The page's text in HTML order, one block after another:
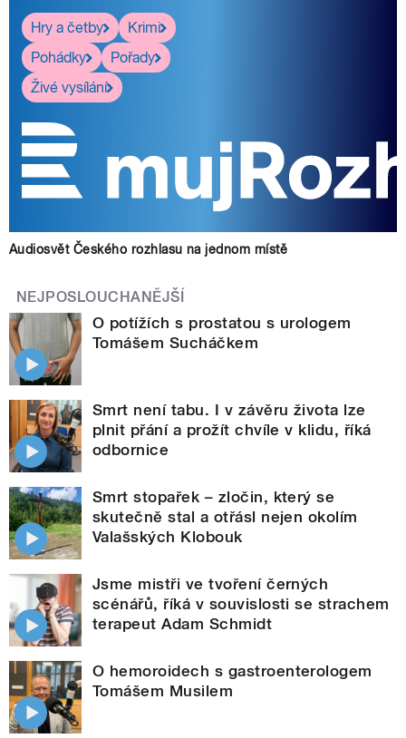
Hry a četby
Krimi
Pohádky
Pořady
Živé vysílání
Audiosvět Českého rozhlasu na jednom místě
NEJPOSLOUCHANĚJŠÍ
O potížích s prostatou s urologem
Tomášem Sucháčkem
Smrt není tabu. I v závěru života lze
plnit přání a prožít chvíle v klidu, říká
odbornice
Smrt stopařek – zločin, který se
skutečně stal a otřásl nejen okolím
Valašských Klobouk
Jsme mistři ve tvoření černých
scénářů, říká v souvislosti se strachem
terapeut Adam Schmidt
O hemoroidech s gastroenterologem
Tomášem Musilem